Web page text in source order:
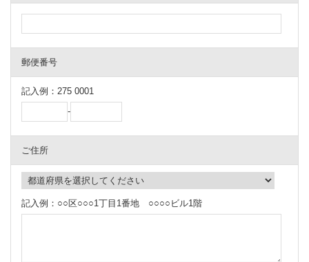
郵便番号
記入例：275 0001
-
ご住所
記入例：○○区○○○1丁目1番地 ○○○○ビル1階